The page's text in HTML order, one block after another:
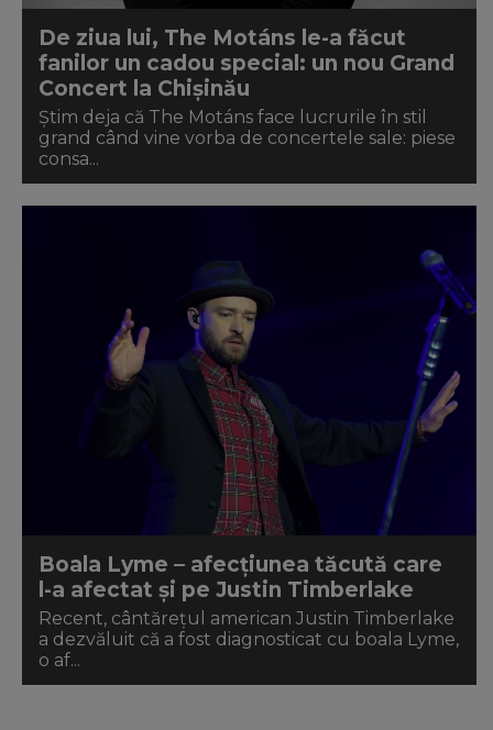
De ziua lui, The Motáns le-a făcut
fanilor un cadou special: un nou Grand
Concert la Chișinău
Știm deja că The Motáns face lucrurile în stil
grand când vine vorba de concertele sale: piese
consa...
Boala Lyme – afecțiunea tăcută care
l-a afectat și pe Justin Timberlake
Recent, cântărețul american Justin Timberlake
a dezvăluit că a fost diagnosticat cu boala Lyme,
o af...